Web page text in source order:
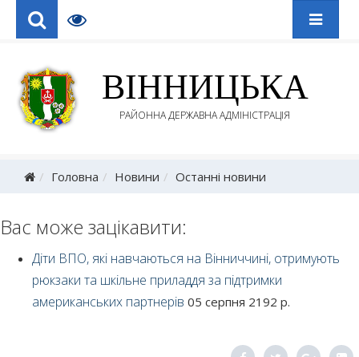
ВІННИЦЬКА
РАЙОННА ДЕРЖАВНА АДМІНІСТРАЦІЯ
Головна Новини Останні новини
Вас може зацікавити:
Діти ВПО, які навчаються на Вінниччині, отримують
рюкзаки та шкільне приладдя за підтримки
американських партнерів 05 серпня 2192 р.